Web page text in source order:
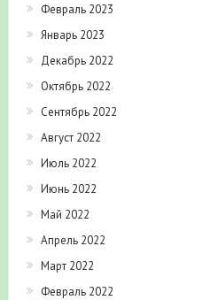
Февраль 2023
Январь 2023
Декабрь 2022
Октябрь 2022
Сентябрь 2022
Август 2022
Июль 2022
Июнь 2022
Май 2022
Апрель 2022
Март 2022
Февраль 2022